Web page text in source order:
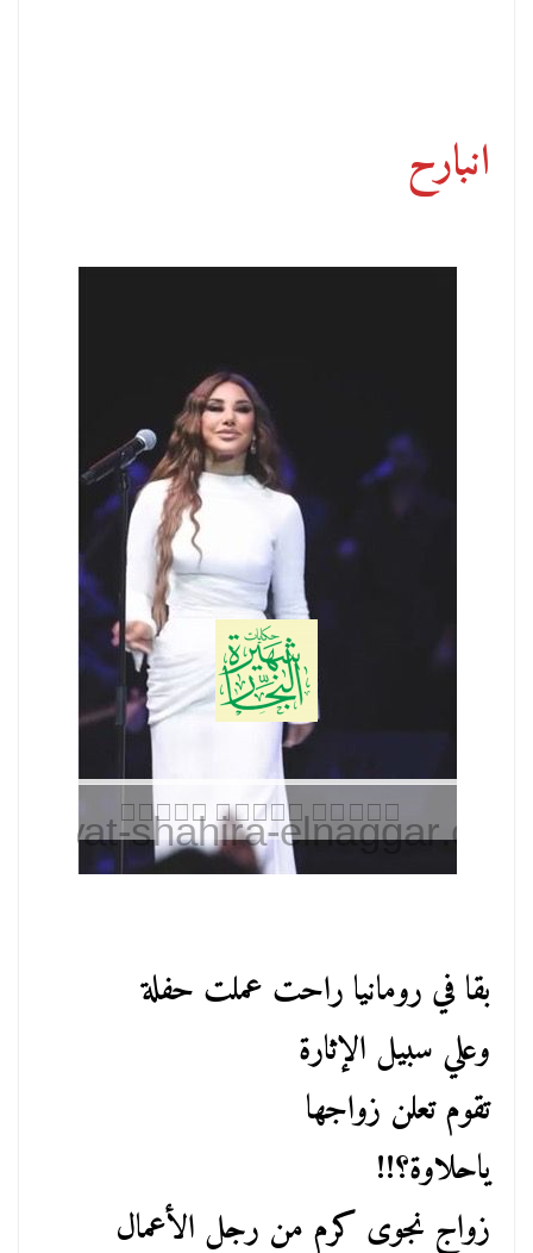
انبارح
بقا في رومانيا راحت عملت حفلة
وعلي سبيل الإثارة
تقوم تعلن زواجها
ياحلاوة؟!!
زواج نجوى كرم من رجل الأعمال